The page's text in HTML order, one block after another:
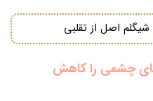
اصل از تقلبی
چشمی را کاهش